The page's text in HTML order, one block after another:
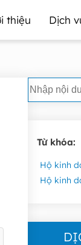
thiệu Dịch
Từ khóa:
Hộ kinh
Hộ kinh